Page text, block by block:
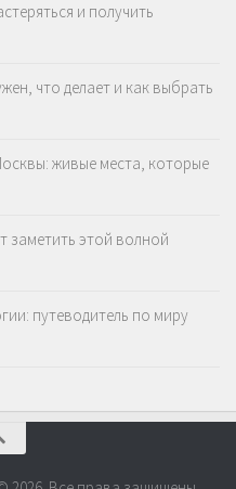
и получить
что делает и как выбрать
живые места, которые
заметить этой волной
путеводитель по миру